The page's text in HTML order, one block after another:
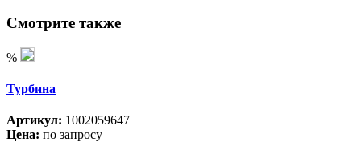
Смотрите также
%
Турбина
Артикул: 1002059647
Цена: по запросу